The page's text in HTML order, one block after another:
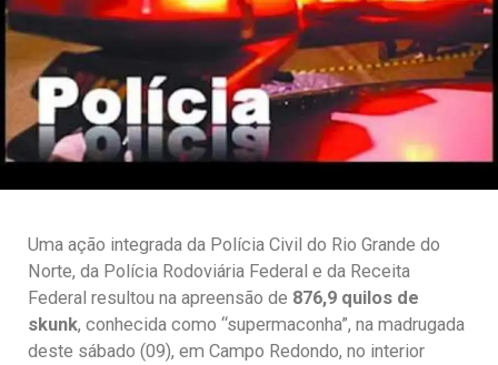
Uma ação integrada da Polícia Civil do Rio Grande do
Norte, da Polícia Rodoviária Federal e da Receita
Federal resultou na apreensão de 876,9 quilos de
skunk, conhecida como “supermaconha”, na madrugada
deste sábado (09), em Campo Redondo, no interior